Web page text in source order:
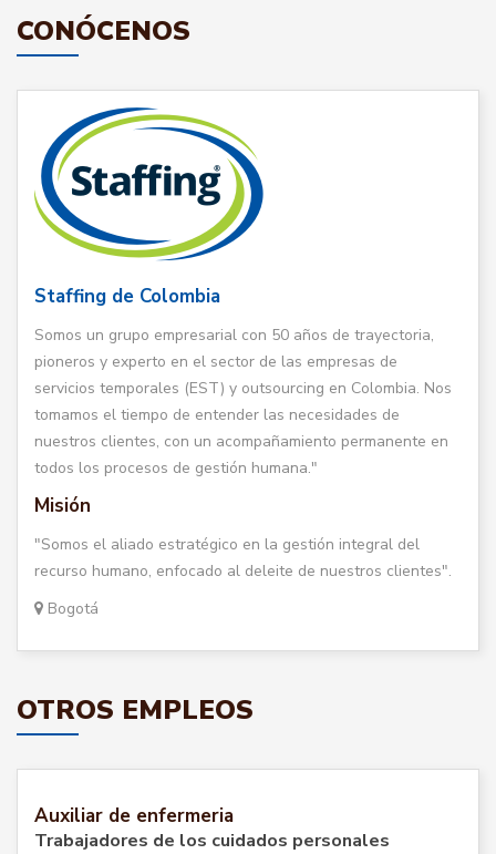
CONÓCENOS
Staffing de Colombia
Somos un grupo empresarial con 50 años de trayectoria,
pioneros y experto en el sector de las empresas de
servicios temporales (EST) y outsourcing en Colombia. Nos
tomamos el tiempo de entender las necesidades de
nuestros clientes, con un acompañamiento permanente en
todos los procesos de gestión humana."
Misión
"Somos el aliado estratégico en la gestión integral del
recurso humano, enfocado al deleite de nuestros clientes".
Bogotá
OTROS EMPLEOS
Auxiliar de enfermeria
Trabajadores de los cuidados personales